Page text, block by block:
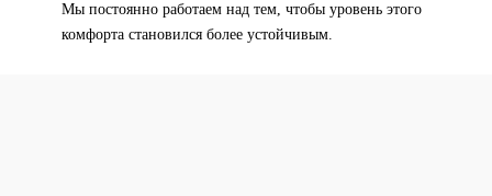
Мы постоянно работаем над тем, чтобы уровень этого
комфорта становился более устойчивым.